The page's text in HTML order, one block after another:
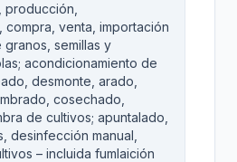
producción,
compra, venta, importación
semillas y
acondicionamiento de
desmonte, arado,
cosechado,
de cultivos; apuntalado,
desinfección manual,
– incluida fumlaición